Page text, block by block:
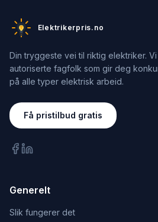
Elektrikerpris.no
Din tryggeste vei til riktig elektriker.
autoriserte fagfolk som gir deg
på alle typer elektrisk arbeid.
Få pristilbud gratis
Generelt
Slik fungerer det